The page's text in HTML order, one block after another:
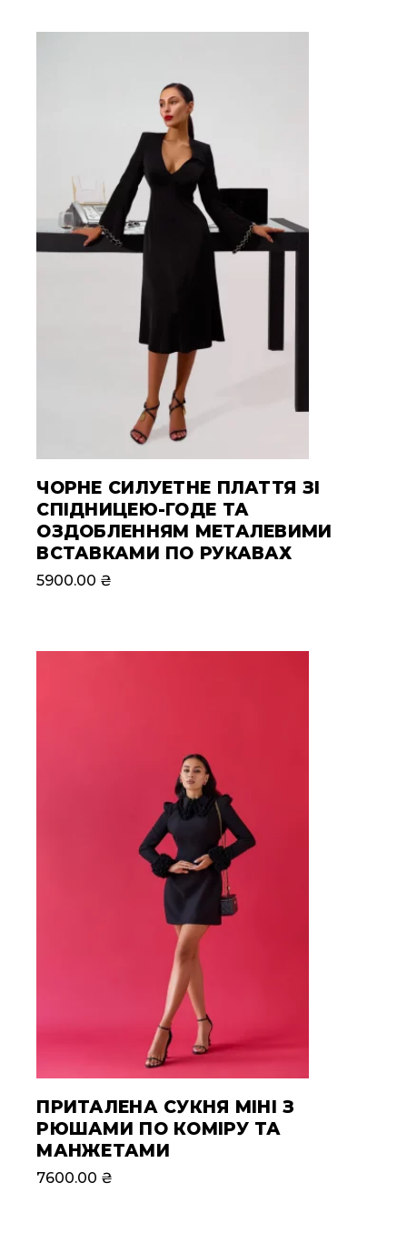
ЧОРНЕ СИЛУЕТНЕ ПЛАТТЯ ЗІ
СПІДНИЦЕЮ-ГОДЕ ТА
ОЗДОБЛЕННЯМ МЕТАЛЕВИМИ
ВСТАВКАМИ ПО РУКАВАХ
5900.00 ₴
ПРИТАЛЕНА СУКНЯ МІНІ З
РЮШАМИ ПО КОМІРУ ТА
МАНЖЕТАМИ
7600.00 ₴